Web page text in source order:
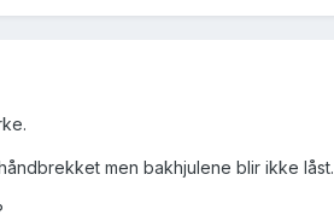
men bakhjulene blir ikke låst.